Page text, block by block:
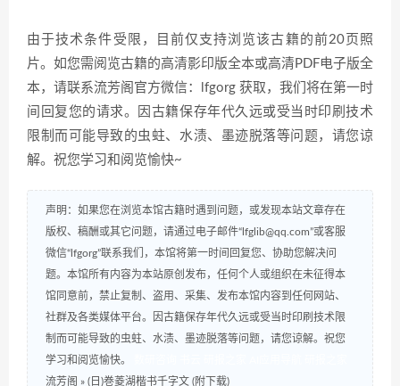
由于技术条件受限，目前仅支持浏览该古籍的前20页照
片。如您需阅览古籍的高清影印版全本或高清PDF电子版全
本，请联系流芳阁官方微信：lfgorg 获取，我们将在第一时
间回复您的请求。因古籍保存年代久远或受当时印刷技术
限制而可能导致的虫蛀、水渍、墨迹脱落等问题，请您谅
解。祝您学习和阅览愉快~
声明：如果您在浏览本馆古籍时遇到问题，或发现本站文章存在
版权、稿酬或其它问题，请通过电子邮件“lfglib@qq.com”或客服
微信“lfgorg”联系我们，本馆将第一时间回复您、协助您解决问
题。本馆所有内容为本站原创发布，任何个人或组织在未征得本
馆同意前，禁止复制、盗用、采集、发布本馆内容到任何网站、
社群及各类媒体平台。因古籍保存年代久远或受当时印刷技术限
制而可能导致的虫蛀、水渍、墨迹脱落等问题，请您谅解。祝您
学习和阅览愉快。
流芳阁 » (日)巻菱湖楷书千字文 (附下载)